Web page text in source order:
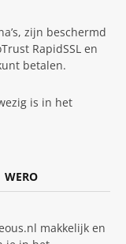
zijn beschermd
RapidSSL en
betalen.
is in het
makkelijk en